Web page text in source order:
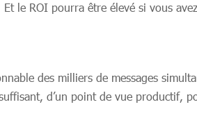
le ROI pourra être élevé si vous
des milliers de messages
d’un point de vue productif,